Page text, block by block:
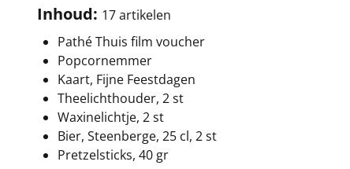
Inhoud: 17 artikelen
Pathé Thuis film voucher
Popcornemmer
Kaart, Fijne Feestdagen
Theelichthouder, 2 st
Waxinelichtje, 2 st
Bier, Steenberge, 25 cl, 2 st
Pretzelsticks, 40 gr